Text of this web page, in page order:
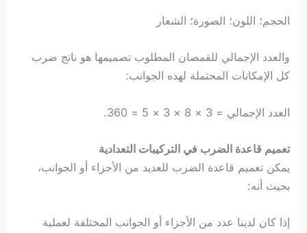
الحجم؛ اللون؛ الصورة؛ الشعار
والعدد الإجمالي للقمصان المطلوب تصميمها هو ناتج ضرب
كل الإمكانات المحتملة لهذه الجوانب:
العدد الإجمالي = 3 × 8 × 3 × 5 = 360.
تعميم قاعدة الضرب في التركيبات التعدادية
يمكن تعميم قاعدة الضرب للعديد من الأجزاء أو الجوانب،
بحيث أنه:
إذا كان لدينا عدد من الأجزاء أو الجوانب المختلفة لعملية